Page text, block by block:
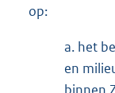
op:
a. het
en